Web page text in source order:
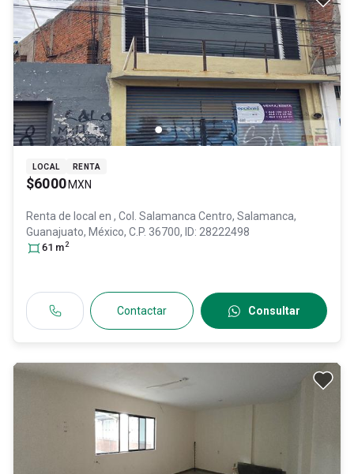
LOCAL RENTA
$6000 MXN
Renta de local en , Col. Salamanca Centro, Salamanca,
Guanajuato, México, C.P. 36700, ID: 28222498
61 m2
Contactar Consultar